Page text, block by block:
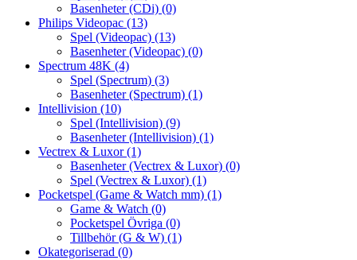
Basenheter (CDi) (0)
Philips Videopac (13)
Spel (Videopac) (13)
Basenheter (Videopac) (0)
Spectrum 48K (4)
Spel (Spectrum) (3)
Basenheter (Spectrum) (1)
Intellivision (10)
Spel (Intellivision) (9)
Basenheter (Intellivision) (1)
Vectrex & Luxor(1)
Basenheter (Vectrex & Luxor) (0)
Spel (Vectrex & Luxor) (1)
Pocketspel (Game & Watch mm) (1)
Game & Watch (0)
Pocketspel Övriga (0)
Tillbehör (G & W) (1)
Okategoriserad (0)